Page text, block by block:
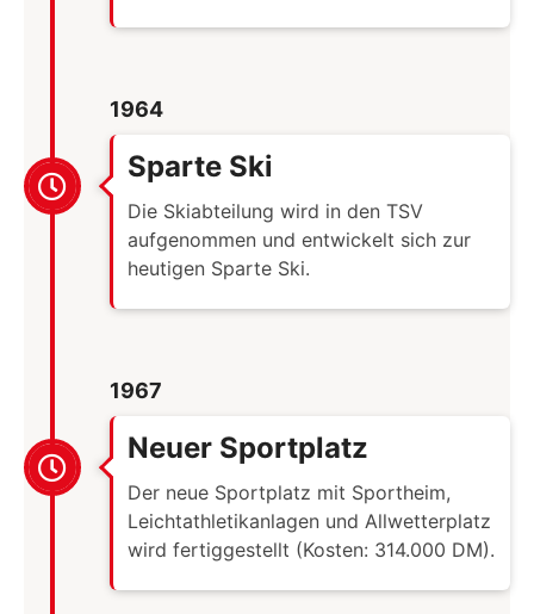
1964
Sparte Ski
Die Skiabteilung wird in den TSV
aufgenommen und entwickelt sich zur
heutigen Sparte Ski.
1967
Neuer Sportplatz
Der neue Sportplatz mit Sportheim,
Leichtathletikanlagen und Allwetterplatz
wird fertiggestellt (Kosten: 314.000 DM).